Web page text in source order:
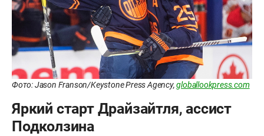
Фото: Jason Franson/Keystone Press Agency,globallookpress.com
Яркий старт Драйзайтля, ассист
Подколзина